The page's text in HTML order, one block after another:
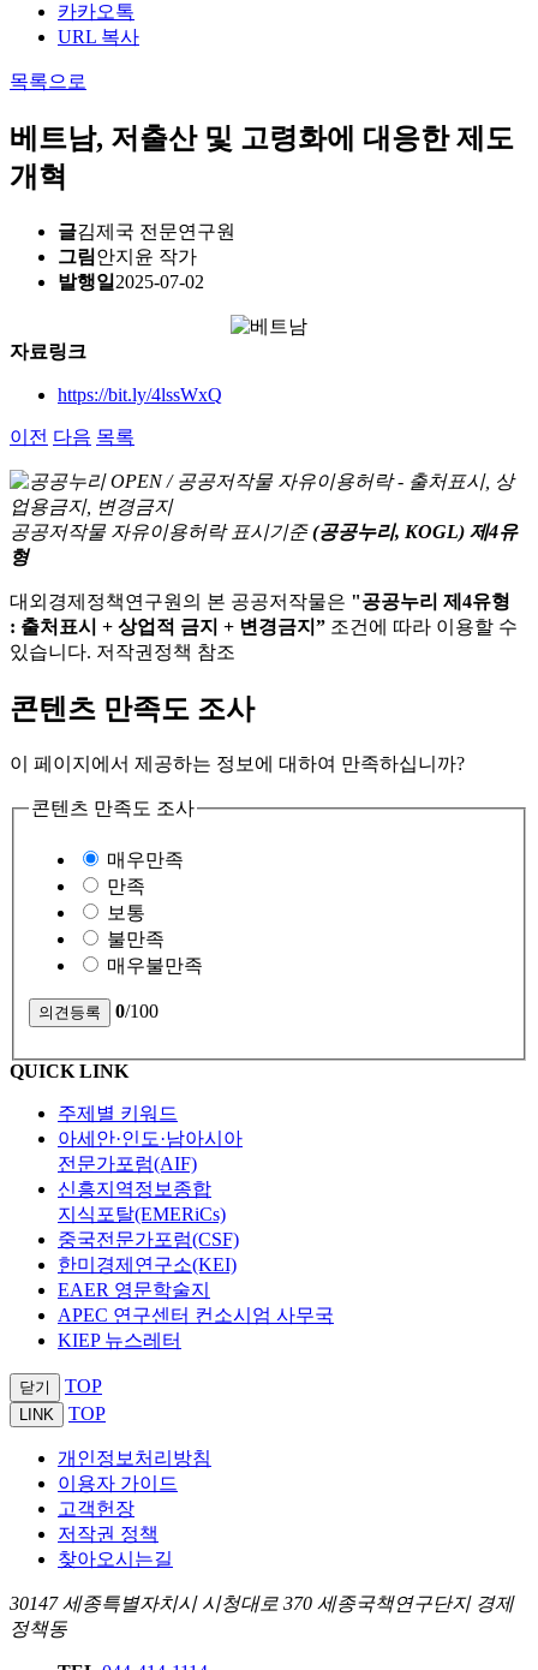
카카오톡
URL 복사
목록으로
베트남, 저출산 및 고령화에 대응한 제도
개혁
글김제국 전문연구원
그림안지윤 작가
발행일 2025-07-02
자료링크
https://bit.ly/4lssWxQ
이전 다음 목록
공공저작물 자유이용허락 표시기준 (공공누리, KOGL) 제4유
형
대외경제정책연구원의 본 공공저작물은 "공공누리 제4유형
: 출처표시 + 상업적 금지 + 변경금지” 조건에 따라 이용할 수
있습니다. 저작권정책 참조
콘텐츠 만족도 조사
이 페이지에서 제공하는 정보에 대하여 만족하십니까?
콘텐츠 만족도 조사
매우만족
만족
보통
불만족
매우불만족
0/100
QUICK LINK
주제별 키워드
아세안·인도·남아시아
전문가포럼(AIF)
신흥지역정보종합
지식포탈(EMERiCs)
중국전문가포럼(CSF)
한미경제연구소(KEI)
EAER 영문학술지
APEC 연구센터 컨소시엄 사무국
KIEP 뉴스레터
닫기 TOP
LINK TOP
개인정보처리방침
이용자 가이드
고객헌장
저작권 정책
찾아오시는길
30147 세종특별자치시 시청대로 370 세종국책연구단지 경제
정책동